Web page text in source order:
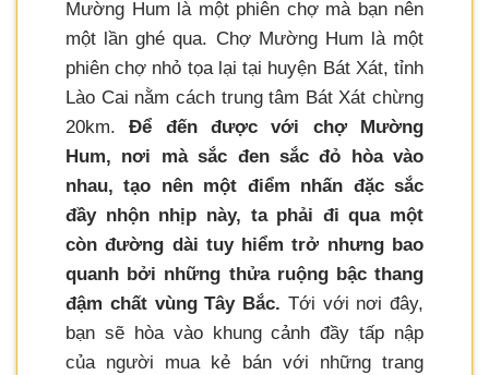
Mường Hum là một phiên chợ mà bạn nên
một lần ghé qua. Chợ Mường Hum là một
phiên chợ nhỏ tọa lại tại huyện Bát Xát, tỉnh
Lào Cai nằm cách trung tâm Bát Xát chừng
20km. Để đến được với chợ Mường
Hum, nơi mà sắc đen sắc đỏ hòa vào
nhau, tạo nên một điểm nhấn đặc sắc
đầy nhộn nhịp này, ta phải đi qua một
còn đường dài tuy hiểm trở nhưng bao
quanh bởi những thửa ruộng bậc thang
đậm chất vùng Tây Bắc. Tới với nơi đây,
bạn sẽ hòa vào khung cảnh đầy tấp nập
của người mua kẻ bán với những trang